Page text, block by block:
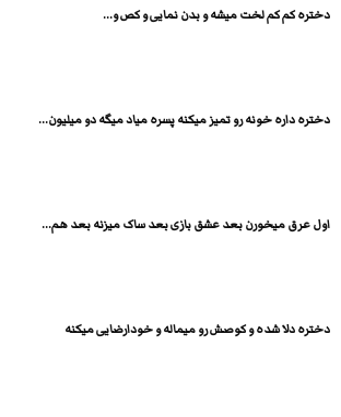
دختره کم کم لخت میشه و بدن نمایی و کص و...
دختره داره خونه رو تمیز میکنه پسره میاد میگه دو میلیون...
اول عرق میخورن بعد عشق بازی بعد ساک میزنه بعد هم...
دختره دلا شده و کوصش رو میماله و خودارضایی میکنه